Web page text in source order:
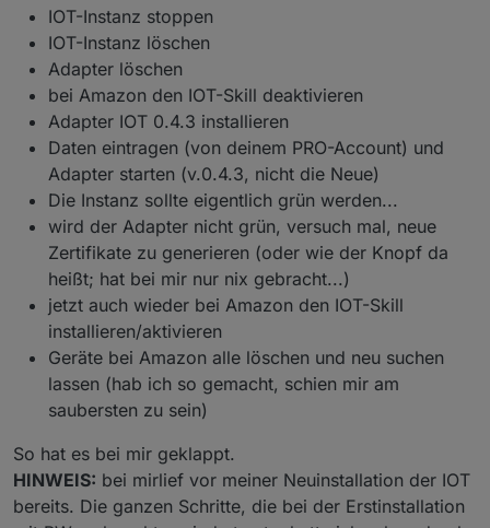
abgezeigt. Ich Habe schon das Password
zurückgesetzt und die Verbindungsdaten aktualisiert
alles leider ohne Erfolg auch ein Downgrade von 1.0.0
(nur auf Englisch) auf 0.4.3 brachte keinen Erfolg. im
Log steht: Cannot fetch keys: "Internal server error"
auch mehrfaches neustarten des Adapters brachte
Was kann ich tun, damit ich es wieder zum laufen
bekomme?
IOT-Instanz stoppen
IOT-Instanz löschen
Adapter löschen
bei Amazon den IOT-Skill deaktivieren
Adapter IOT 0.4.3 installieren
Daten eintragen (von deinem PRO-Account) und
Adapter starten (v.0.4.3, nicht die Neue)
Die Instanz sollte eigentlich grün werden...
wird der Adapter nicht grün, versuch mal, neue
Zertifikate zu generieren (oder wie der Knopf da
heißt; hat bei mir nur nix gebracht...)
jetzt auch wieder bei Amazon den IOT-Skill
installieren/aktivieren
Geräte bei Amazon alle löschen und neu suchen
lassen (hab ich so gemacht, schien mir am
saubersten zu sein)
So hat es bei mir geklappt.
HINWEIS: bei mirlief vor meiner Neuinstallation der IOT
bereits. Die ganzen Schritte, die bei der Erstinstallation